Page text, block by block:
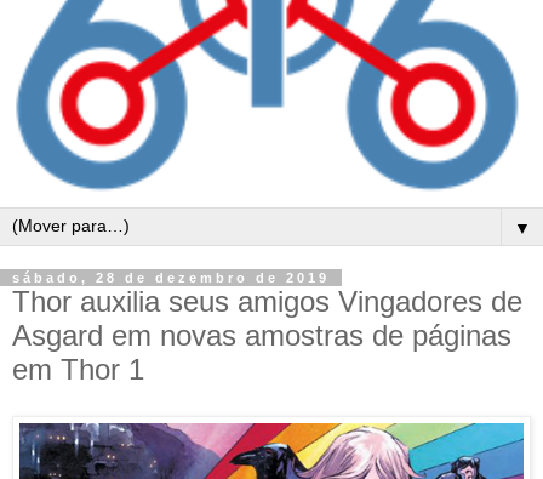
▼
sábado, 28 de dezembro de 2019
Thor auxilia seus amigos Vingadores de
Asgard em novas amostras de páginas
em Thor 1